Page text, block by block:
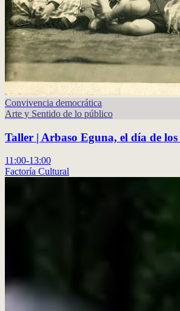
Convivencia democrática
Arte y Sentido de lo público
Taller | Arbaso Eguna, el día de los
11:00-13:00
Factoría Cultural